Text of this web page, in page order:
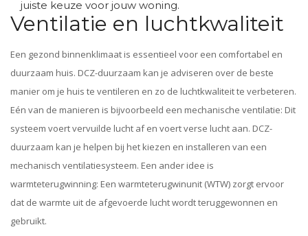
juiste keuze voor jouw woning.
Ventilatie en luchtkwaliteit
Een gezond binnenklimaat is essentieel voor een comfortabel en
duurzaam huis. DCZ-duurzaam kan je adviseren over de beste
manier om je huis te ventileren en zo de luchtkwaliteit te verbeteren.
Eén van de manieren is bijvoorbeeld een mechanische ventilatie: Dit
systeem voert vervuilde lucht af en voert verse lucht aan. DCZ-
duurzaam kan je helpen bij het kiezen en installeren van een
mechanisch ventilatiesysteem. Een ander idee is
warmteterugwinning: Een warmteterugwinunit (WTW) zorgt ervoor
dat de warmte uit de afgevoerde lucht wordt teruggewonnen en
gebruikt.